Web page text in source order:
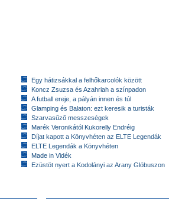
Egy hátizsákkal a felhőkarcolók között
Koncz Zsuzsa és Azahriah a színpadon
A futball ereje, a pályán innen és túl
Glamping és Balaton: ezt keresik a turisták
Szarvasűző messzeségek
Marék Veronikától Kukorelly Endréig
Díjat kapott a Könyvhéten az ELTE Legendák
ELTE Legendák a Könyvhéten
Made in Vidék
Ezüstöt nyert a Kodolányi az Arany Glóbuszon